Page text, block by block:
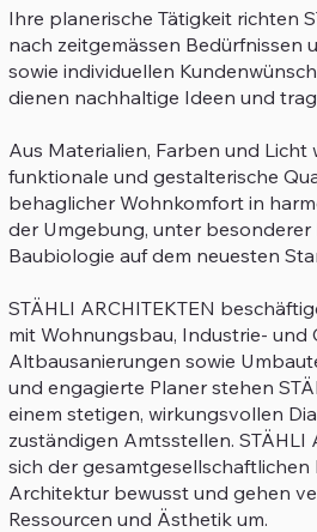
Ihre planerische Tätigkeit richten
nach zeitgemässen Bedürfnissen
sowie individuellen
dienen nachhaltige Ideen und
Aus Materialien, Farben und Licht
funktionale und gestalterische
behaglicher Wohnkomfort in
der Umgebung, unter
Baubiologie auf dem neuesten
STÄHLI ARCHITEKTEN
mit Wohnungsbau, Industrie- und
Altbausanierungen sowie
und engagierte Planer stehen
einem stetigen, wirkungsvollen
zuständigen Amtsstellen. STÄHLI
sich der
Architektur bewusst und gehen
Ressourcen und Ästhetik um.